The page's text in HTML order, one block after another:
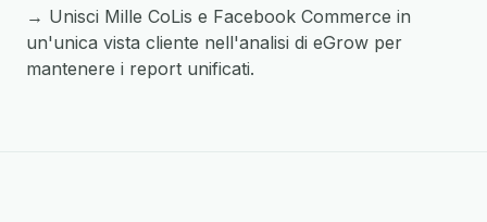
→ Unisci Mille CoLis e Facebook Commerce in
un'unica vista cliente nell'analisi di eGrow per
mantenere i report unificati.